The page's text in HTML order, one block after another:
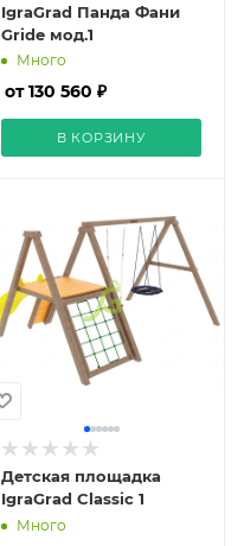
IgraGrad Панда Фани
Gride мод.1
Много
от 130 560 ₽
В КОРЗИНУ
Детская площадка
IgraGrad Classic 1
Много